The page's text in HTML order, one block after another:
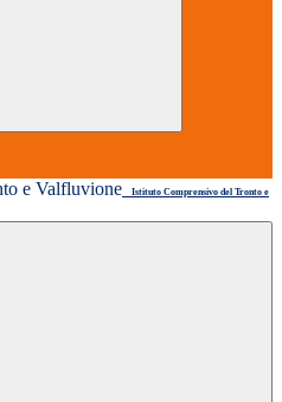
Istituto Comprensivo del Tronto e